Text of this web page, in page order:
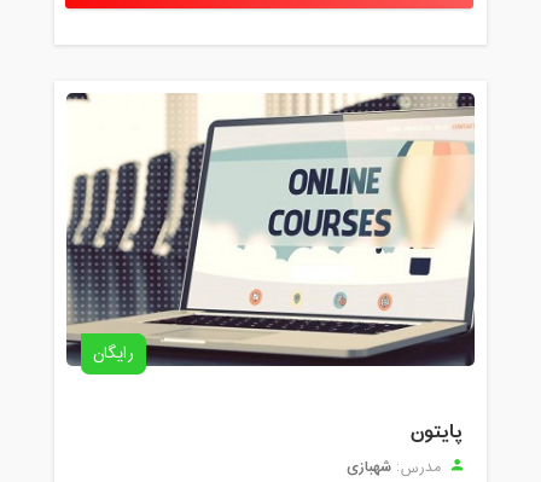
رایگان
پایتون
مدرس: شهبازی